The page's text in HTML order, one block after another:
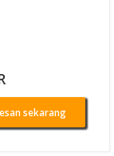
sekarang